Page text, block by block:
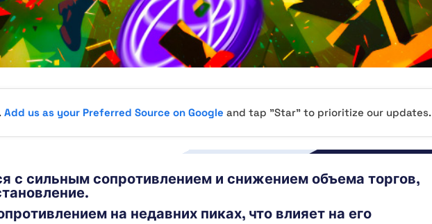
Add us as your Preferred Source on Google and tap "Star" to prioritize our updates.
с сильным сопротивлением и снижением объема торгов,
на недавних пиках, что влияет на его